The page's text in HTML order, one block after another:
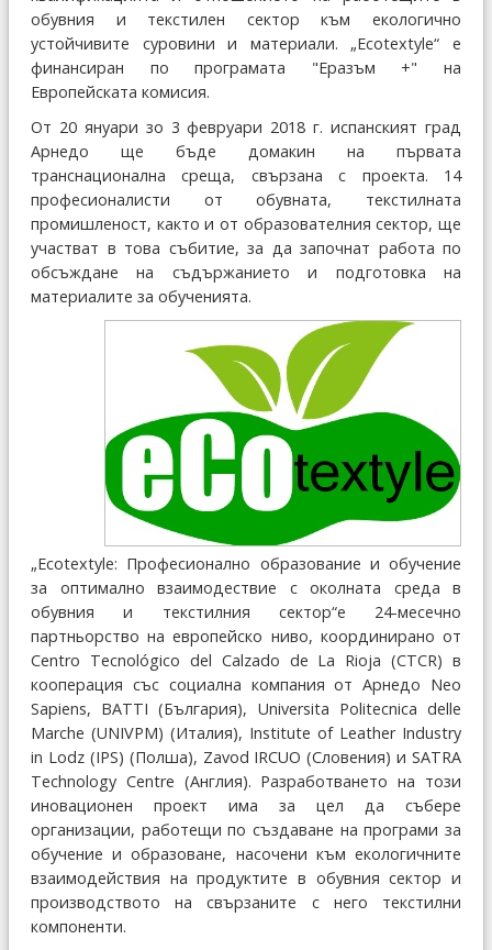
обувния и текстилен сектор към екологично
устойчивите суровини и материали. „Ecotextyle“ е
финансиран по програмата "Еразъм +" на
Европейската комисия.
От 20 януари зо 3 февруари 2018 г. испанският град
Арнедо ще бъде домакин на първата
транснационална среща, свързана с проекта. 14
професионалисти от обувната, текстилната
промишленост, както и от образователния сектор, ще
участват в това събитие, за да започнат работа по
обсъждане на съдържанието и подготовка на
материалите за обученията.
„Ecotextyle: Професионално образование и обучение
за оптимално взаимодествие с околната среда в
обувния и текстилния сектор“е 24-месечно
партньорство на европейско ниво, координирано от
Centro Tecnológico del Calzado de La Rioja (CTCR) в
кооперация със социална компания от Арнедо Neo
Sapiens, BATTI (България), Universita Politecnica delle
Marche (UNIVPM) (Италия), Institute of Leather Industry
in Lodz (IPS) (Полша), Zavod IRCUO (Словения) и SATRA
Technology Centre (Англия). Разработването на този
иновационен проект има за цел да събере
организации, работещи по създаване на програми за
обучение и образоване, насочени към екологичните
взаимодействия на продуктите в обувния сектор и
производството на свързаните с него текстилни
компоненти.